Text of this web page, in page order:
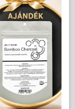
Kosárba